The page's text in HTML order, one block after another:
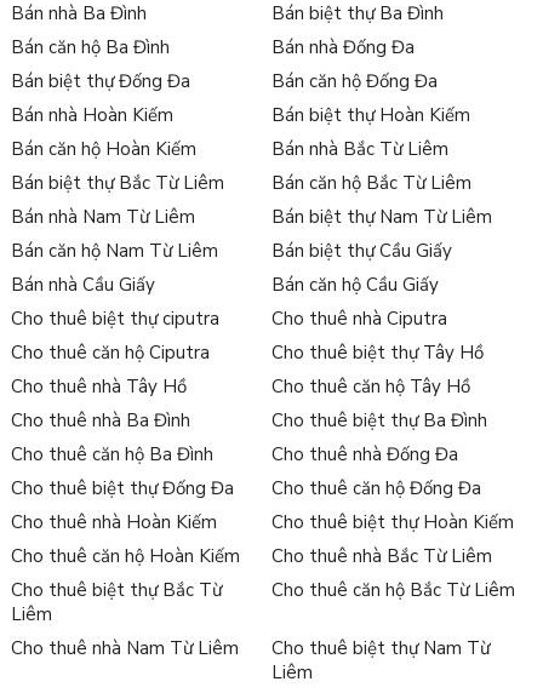
Bán nhà Ba Đình
Bán biệt thự Ba Đình
Bán căn hộ Ba Đình
Bán nhà Đống Đa
Bán biệt thự Đống Đa
Bán căn hộ Đống Đa
Bán nhà Hoàn Kiếm
Bán biệt thự Hoàn Kiếm
Bán căn hộ Hoàn Kiếm
Bán nhà Bắc Từ Liêm
Bán biệt thự Bắc Từ Liêm
Bán căn hộ Bắc Từ Liêm
Bán nhà Nam Từ Liêm
Bán biệt thự Nam Từ Liêm
Bán căn hộ Nam Từ Liêm
Bán biệt thự Cầu Giấy
Bán nhà Cầu Giấy
Bán căn hộ Cầu Giấy
Cho thuê biệt thự ciputra
Cho thuê nhà Ciputra
Cho thuê căn hộ Ciputra
Cho thuê biệt thự Tây Hồ
Cho thuê nhà Tây Hồ
Cho thuê căn hộ Tây Hồ
Cho thuê nhà Ba Đình
Cho thuê biệt thự Ba Đình
Cho thuê căn hộ Ba Đình
Cho thuê nhà Đống Đa
Cho thuê biệt thự Đống Đa
Cho thuê căn hộ Đống Đa
Cho thuê nhà Hoàn Kiếm
Cho thuê biệt thự Hoàn Kiếm
Cho thuê căn hộ Hoàn Kiếm
Cho thuê nhà Bắc Từ Liêm
Cho thuê biệt thự Bắc Từ
Liêm
Cho thuê căn hộ Bắc Từ Liêm
Cho thuê nhà Nam Từ Liêm
Cho thuê biệt thự Nam Từ
Liêm